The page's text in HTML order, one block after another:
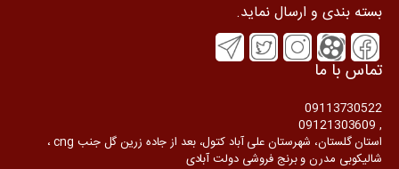
بسته بندی و ارسال نماید.
تماس با ما
09113730522
, 09121303609
استان گلستان، شهرستان علی آباد کتول، بعد از جاده زرین گل جنب cng ،
شالیکوبی مدرن و برنج فروشی دولت آبادی